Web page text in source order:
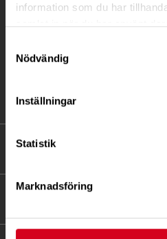
information som du har
samlat in när du har använt
Nödvändig
Inställningar
Statistik
Marknadsföring
75 | Organisationsnummer
FÖRDJUPNING